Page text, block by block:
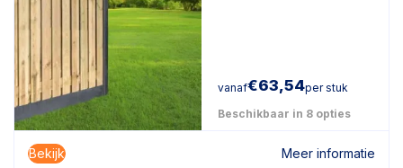
vanaf€63,54per stuk
Beschikbaar in 8 opties
Bekijk Meer informatie